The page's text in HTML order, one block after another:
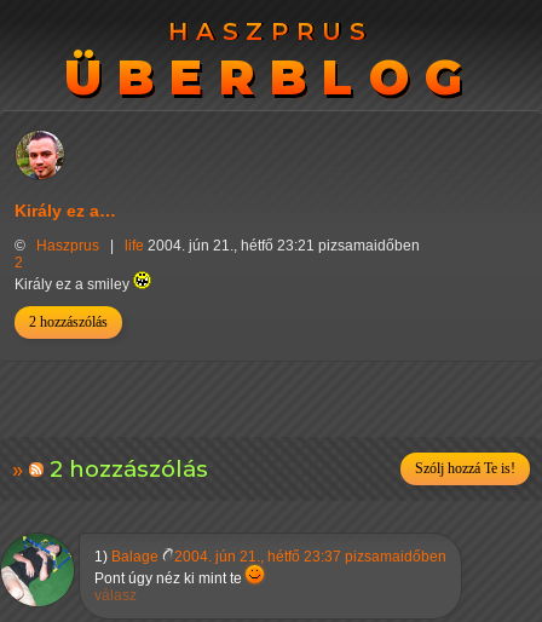
HASZPRUS
ÜBERBLOG
HASZPRUS
ÜBERBLOG
Király ez a…
© Haszprus life 2004. jún 21., hétfő 23:21 pizsamaidőben
2
Király ez a smiley
2 hozzászólás
2 hozzászólás Szólj hozzá Te is!
1) Balage
2004. jún 21., hétfő 23:37 pizsamaidőben
Pont úgy néz ki mint te
válasz